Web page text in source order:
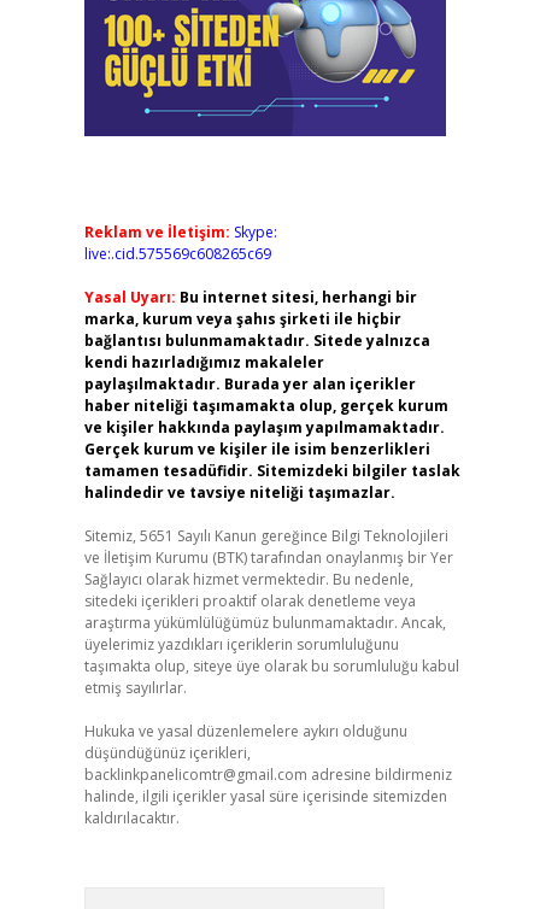
Reklam ve İletişim: Skype:
live:.cid.575569c608265c69
Yasal Uyarı: Bu internet sitesi, herhangi bir
marka, kurum veya şahıs şirketi ile hiçbir
bağlantısı bulunmamaktadır. Sitede yalnızca
kendi hazırladığımız makaleler
paylaşılmaktadır. Burada yer alan içerikler
haber niteliği taşımamakta olup, gerçek kurum
ve kişiler hakkında paylaşım yapılmamaktadır.
Gerçek kurum ve kişiler ile isim benzerlikleri
tamamen tesadüfidir. Sitemizdeki bilgiler taslak
halindedir ve tavsiye niteliği taşımazlar.
Sitemiz, 5651 Sayılı Kanun gereğince Bilgi Teknolojileri
ve İletişim Kurumu (BTK) tarafından onaylanmış bir Yer
Sağlayıcı olarak hizmet vermektedir. Bu nedenle,
sitedeki içerikleri proaktif olarak denetleme veya
araştırma yükümlülüğümüz bulunmamaktadır. Ancak,
üyelerimiz yazdıkları içeriklerin sorumluluğunu
taşımakta olup, siteye üye olarak bu sorumluluğu kabul
etmiş sayılırlar.
Hukuka ve yasal düzenlemelere aykırı olduğunu
düşündüğünüz içerikleri,
backlinkpanelicomtr@gmail.com adresine bildirmeniz
halinde, ilgili içerikler yasal süre içerisinde sitemizden
kaldırılacaktır.